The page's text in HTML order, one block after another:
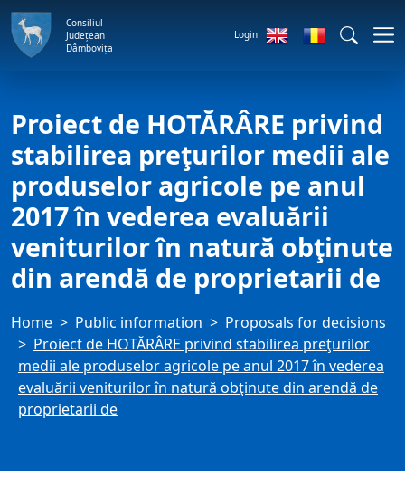
Consiliul
Județean
Dâmbovița
Login
Proiect de HOTĂRÂRE privind
stabilirea preţurilor medii ale
produselor agricole pe anul
2017 în vederea evaluării
veniturilor în natură obţinute
din arendă de proprietarii de
Home Public information
Proposals for decisions
Proiect de HOTĂRÂRE privind stabilirea preţurilor
medii ale produselor agricole pe anul 2017 în vederea
evaluării veniturilor în natură obţinute din arendă de
proprietarii de